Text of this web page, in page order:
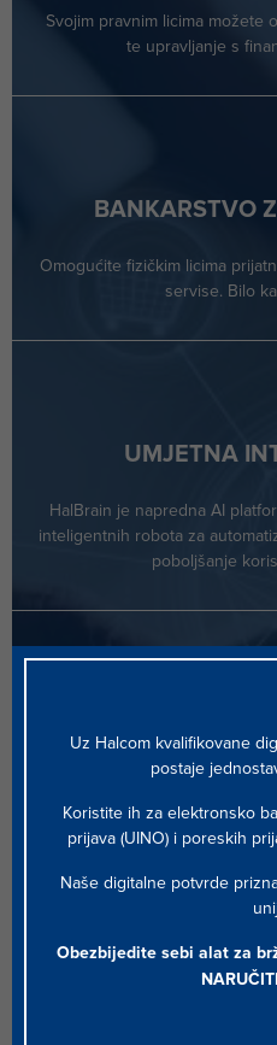
Svojim pravnim licima možete
te upravljanje s
BANKARSTVO
Omogućite fizičkim licima
servise. Bilo
UMJETNA
HalBrain je napredna AI
inteligentnih robota za
poboljšanje
Kvalifikovana digitalna
omogućava pristup
Hercegovini i inozemstvu, a
Uz Halcom kvalifikovane
postaje
Koristite ih za elektronsko
prijava (UINO) i poreskih
Naše digitalne potvrde
Obezbijedite sebi alat za